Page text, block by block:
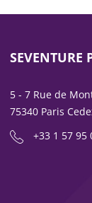
SEVENTURE
5 - 7 Rue de
75340 Paris
+33 1 57 95